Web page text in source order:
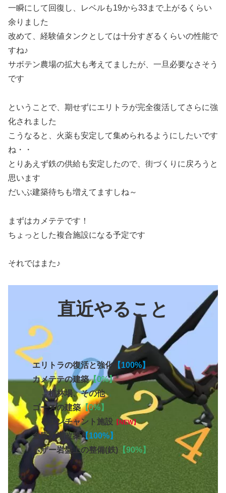
一瞬にして回復し、レベルも19から33まで上がるくらい
余りました
改めて、経験値タンクとしては十分すぎるくらいの性能で
すね♪
サボテン農場の拡大も考えてましたが、一旦必要なさそう
です
ということで、期せずにエリトラが完全復活してさらに強
化されました
こうなると、火薬も安定して集められるようにしたいです
ね・・
とりあえず鉄の供給も安定したので、街づくりに戻ろうと
思います
だいぶ建築待ちも増えてますしね～
まずはカメテテです！
ちょっとした複合施設になる予定です
それではまた♪
直近やること
エリトラの復活と強化 【100%】
カメテテの建築【0%】
→植林場、その他
ゴースの建築【0%】
→エンチャント施設 【NEW】
倉庫の増改築【100%】
ネザー岩盤上の整備(鉄) 【90%】